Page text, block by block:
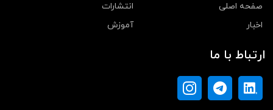
صفحه اصلی
انتشارات
اخبار
آموزش
ارتباط با ما